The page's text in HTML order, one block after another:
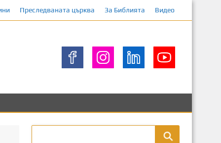
Преследваната църква За Библията Видео